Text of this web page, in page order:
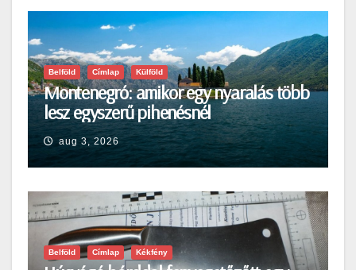
Belföld Címlap Külföld
Montenegró: amikor egy nyaralás több
lesz egyszerű pihenésnél
aug 3, 2026
Belföld Címlap Kékfény